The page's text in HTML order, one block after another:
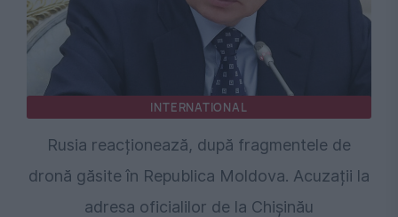
INTERNATIONAL
Rusia reacționează, după fragmentele de
dronă găsite în Republica Moldova. Acuzații la
adresa oficialilor de la Chișinău